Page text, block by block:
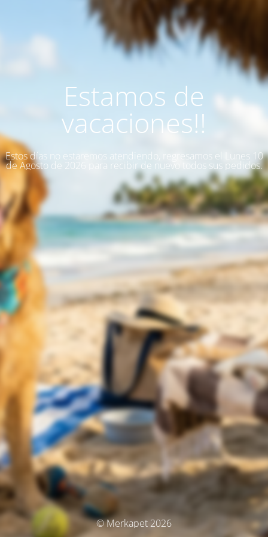
Estamos de
vacaciones!!
Estos días no estaremos atendiendo, regresamos el Lunes 10
de Agosto de 2026 para recibir de nuevo todos sus pedidos.
© Merkapet 2026